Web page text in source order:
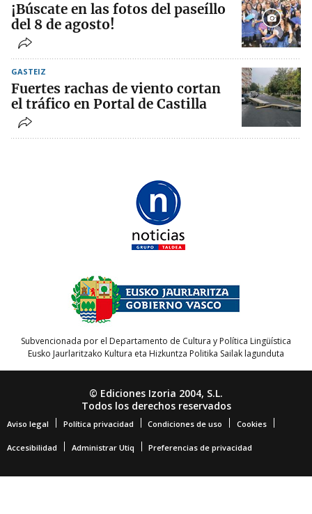
¡Búscate en las fotos del paseíllo
del 8 de agosto!
GASTEIZ
Fuertes rachas de viento cortan
el tráfico en Portal de Castilla
Subvencionada por el Departamento de Cultura y Política Lingüística
Eusko Jaurlaritzako Kultura eta Hizkuntza Politika Sailak lagunduta
© Ediciones Izoria 2004, S.L.
Todos los derechos reservados
Aviso legal Política privacidad Condiciones de uso Cookies
Accesibilidad Administrar Utiq Preferencias de privacidad